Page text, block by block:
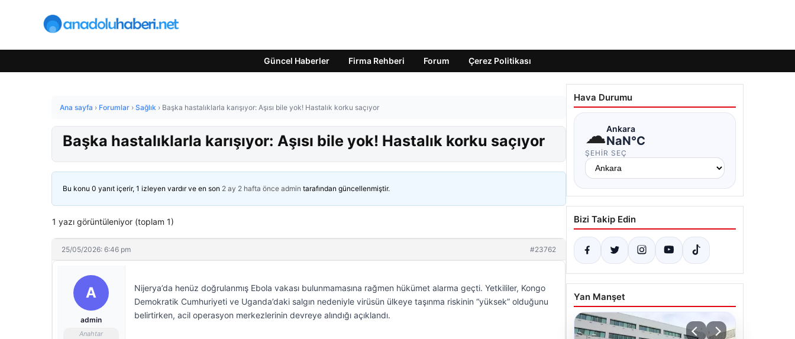
Güncel Haberler Firma Rehberi Forum Çerez Politikası
Ana sayfa › Forumlar › Sağlık › Başka hastalıklarla karışıyor: Aşısı bile yok! Hastalık korku saçıyor
Başka hastalıklarla karışıyor: Aşısı bile yok! Hastalık korku saçıyor
Bu konu 0 yanıt içerir, 1 izleyen vardır ve en son 2 ay 2 hafta önce admin tarafından güncellenmiştir.
1 yazı görüntüleniyor (toplam 1)
25/05/2026: 6:46 pm #23762
A
admin
Anahtar
Nijerya’da henüz doğrulanmış Ebola vakası bulunmamasına rağmen hükümet alarma geçti. Yetkililer, Kongo
Demokratik Cumhuriyeti ve Uganda’daki salgın nedeniyle virüsün ülkeye taşınma riskinin “yüksek” olduğunu
belirtirken, acil operasyon merkezlerinin devreye alındığı açıklandı.
Hava Durumu
☁Ankara
NaN°C
ŞEHIR SEÇ
Bizi Takip Edin
Yan Manşet